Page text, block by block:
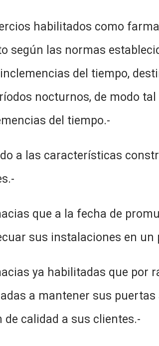
habilitados como
según las normas
del tiempo,
nocturnos, de modo
del tiempo.-
a las características
que a la fecha de
sus instalaciones en
ya habilitadas que por
a mantener sus
calidad a sus clientes.-